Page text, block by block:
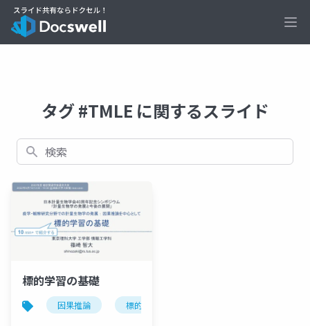
タグ #TMLE に関するスライド
検索
標的学習の基礎
因果推論 標的学習